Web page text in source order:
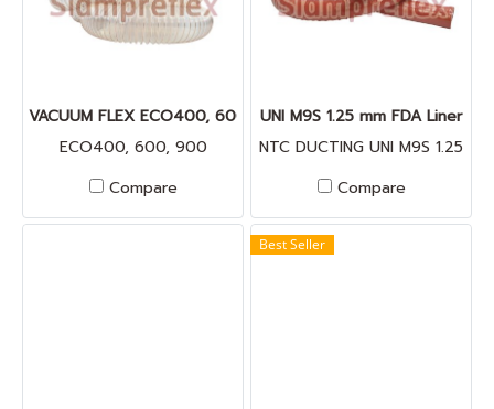
VACUUM FLEX ECO400, 600, 900
ECO400, 600, 900
Compare
UNI M9S 1.25 mm FDA Liner
NTC DUCTING UNI M9S 1.25
mm FDA Liner
Compare
Best Seller